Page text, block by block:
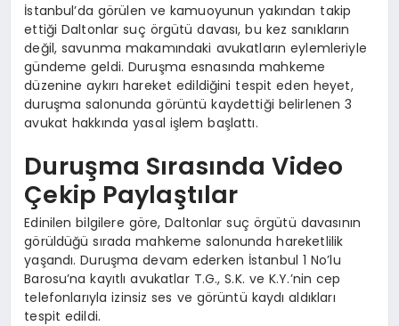
İstanbul’da görülen ve kamuoyunun yakından takip
ettiği Daltonlar suç örgütü davası, bu kez sanıkların
değil, savunma makamındaki avukatların eylemleriyle
gündeme geldi. Duruşma esnasında mahkeme
düzenine aykırı hareket edildiğini tespit eden heyet,
duruşma salonunda görüntü kaydettiği belirlenen 3
avukat hakkında yasal işlem başlattı.
Duruşma Sırasında Video
Çekip Paylaştılar
Edinilen bilgilere göre, Daltonlar suç örgütü davasının
görüldüğü sırada mahkeme salonunda hareketlilik
yaşandı. Duruşma devam ederken İstanbul 1 No’lu
Barosu’na kayıtlı avukatlar T.G., S.K. ve K.Y.’nin cep
telefonlarıyla izinsiz ses ve görüntü kaydı aldıkları
tespit edildi.